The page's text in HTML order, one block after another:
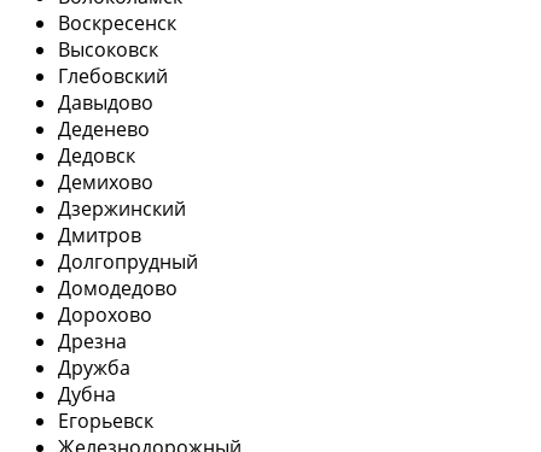
Воскресенск
Высоковск
Глебовский
Давыдово
Деденево
Дедовск
Демихово
Дзержинский
Дмитров
Долгопрудный
Домодедово
Дорохово
Дрезна
Дружба
Дубна
Егорьевск